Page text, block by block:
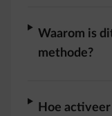
Waarom is
methode?
Hoe